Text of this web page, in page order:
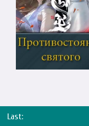
Last: